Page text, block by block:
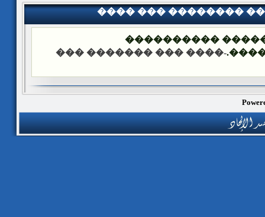
���� ��� ��������
��� ����:
-���� ��� ������� ���